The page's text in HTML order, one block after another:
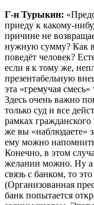
Г-н Турыкин:
приеду к какому-
причине не
нужную сумму? Как
поведёт человек?
если я к тому же,
презентабельную
эта «гремучая
Здесь очень важно
только суд и все
рамках гражданского
же вы «наблюдаете»
ему можно
Конечно, в этом
желании можно. Ну а
связь с банком, то
(Организованная
банк попытается